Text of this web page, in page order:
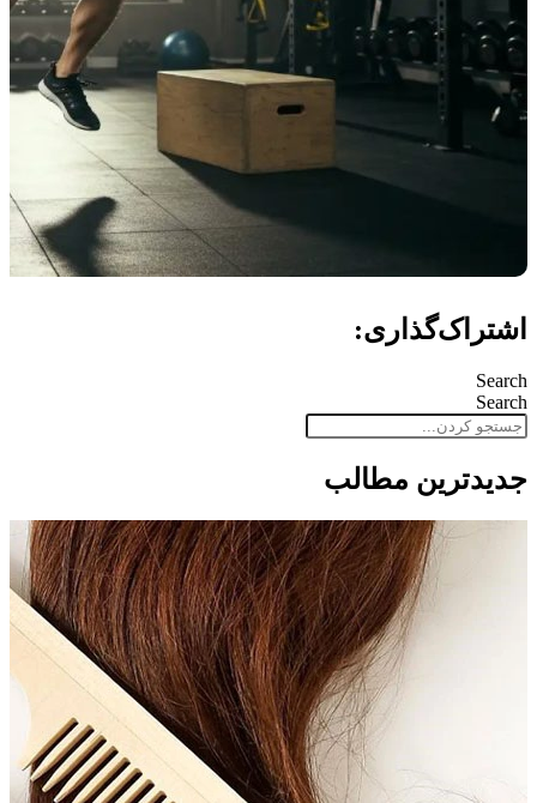
اشتراک‌گذاری:
Search
Search
جدید‌ترین مطالب